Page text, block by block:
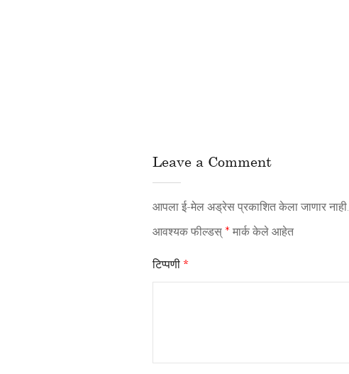
Leave a Comment
आपला ई-मेल अड्रेस प्रकाशित केला जाणार नाही.
आवश्यक फील्डस् * मार्क केले आहेत
टिप्पणी *